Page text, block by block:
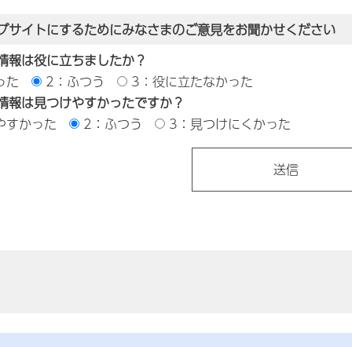
サイトにするためにみなさまのご意見をお聞かせください
報は役に立ちましたか？
た
2：ふつう
3：役に立たなかった
報は見つけやすかったですか？
すかった
2：ふつう 3：見つけにくかった